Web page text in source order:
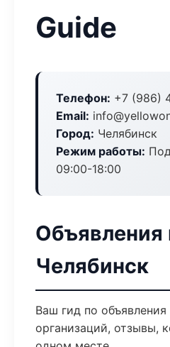
Guide
Телефон: +7 (986)
Email:
Город: Челябинск
Режим работы:
09:00-18:00
Объявления
Челябинск
Ваш гид по
организаций, отзывы,